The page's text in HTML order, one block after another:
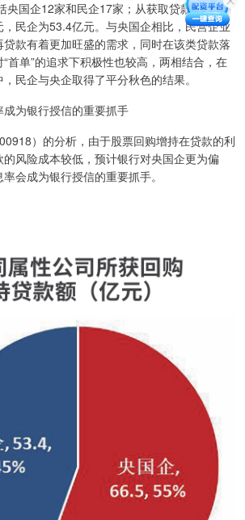
央国企12家和民企17家；从获取贷款规模来
民企为53.4亿元。与央国企相比，民营企业
款有着更加旺盛的需求，同时在该类贷款落
首单”的追求下积极性也较高，两相结合，在
民企与央企取得了平分秋色的结果。
为银行授信的重要抓手
）的分析，由于股票回购增持在贷款的利
风险成本较低，预计银行对央国企更为偏
会成为银行授信的重要抓手。